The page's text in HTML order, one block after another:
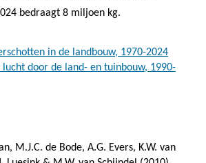
bedraagt 8 miljoen kg.
in de landbouw, 1970-2024
lucht door de land- en tuinbouw, 1990-
M.J.C. de Bode, A.G. Evers, K.W. van